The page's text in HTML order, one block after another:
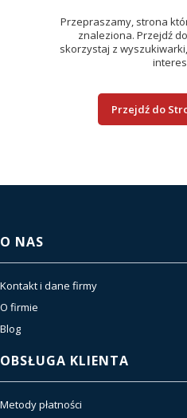
Przepraszamy, strona
znaleziona. Przejdź
skorzystaj z
Przejdź do
Linki w stopce
O NAS
Kontakt i dane firmy
O firmie
Blog
OBSŁUGA KLIENTA
Metody płatności